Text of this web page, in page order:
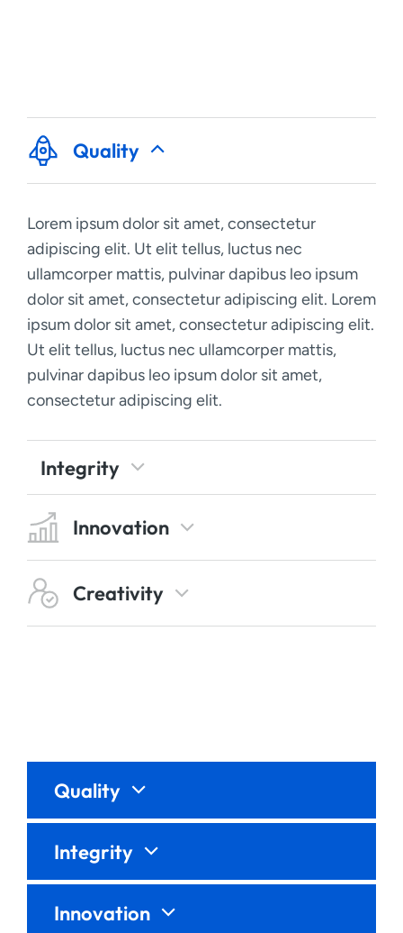
Quality
Lorem ipsum dolor sit amet, consectetur
adipiscing elit. Ut elit tellus, luctus nec
ullamcorper mattis, pulvinar dapibus leo ipsum
dolor sit amet, consectetur adipiscing elit. Lorem
ipsum dolor sit amet, consectetur adipiscing elit.
Ut elit tellus, luctus nec ullamcorper mattis,
pulvinar dapibus leo ipsum dolor sit amet,
consectetur adipiscing elit.
Integrity
Innovation
Creativity
Quality
Integrity
Innovation